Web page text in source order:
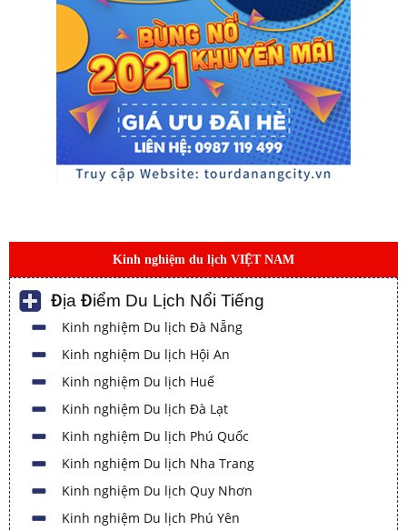
Kinh nghiệm du lịch VIỆT NAM
Địa Điểm Du Lịch Nổi Tiếng
Kinh nghiệm Du lịch Đà Nẵng
Kinh nghiệm Du lịch Hội An
Kinh nghiệm Du lịch Huế
Kinh nghiệm Du lịch Đà Lạt
Kinh nghiệm Du lịch Phú Quốc
Kinh nghiệm Du lịch Nha Trang
Kinh nghiệm Du lịch Quy Nhơn
Kinh nghiệm Du lịch Phú Yên